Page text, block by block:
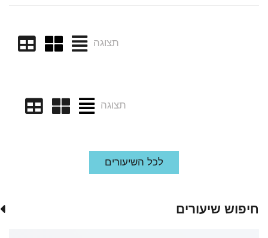
תצוגה
תצוגה
לכל השיעורים
חיפוש שיעורים